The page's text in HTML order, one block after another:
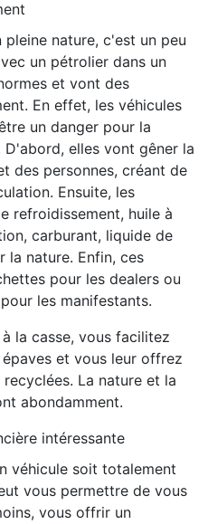
nature, c'est un peu
un pétrolier dans un
et vont des
En effet, les véhicules
un danger pour la
elles vont gêner la
des personnes, créant de
Ensuite, les
refroidissement, huile à
carburant, liquide de
nature. Enfin, ces
pour les dealers ou
les manifestants.
la casse, vous facilitez
et vous leur offrez
La nature et la
abondamment.
intéressante
véhicule soit totalement
vous permettre de vous
vous offrir un